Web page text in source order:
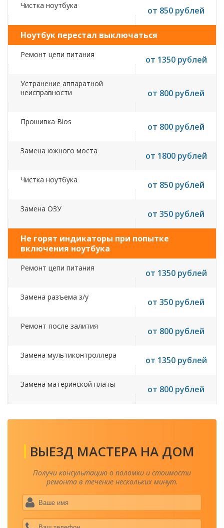
Чистка ноутбука от 850 рублей
Ноутбук перестал выключаться
Ремонт цепи питания от 1350 рублей
Устранение аппаратной
неисправности
от 800 рублей
Прошивка Bios от 800 рублей
Замена южного моста от 1800 рублей
Чистка ноутбука от 850 рублей
Замена ОЗУ от 350 рублей
Не горят индикаторы при попытке
включения ноутбука
Ремонт цепи питания от 1350 рублей
Замена разъема з/у от 350 рублей
Ремонт после залития от 800 рублей
Замена мультиконтроллера от 1350 рублей
Замена материнской платы от 800 рублей
ВЫЕЗД МАСТЕРА НА ДОМ
Получи консультацию о поломки и стоимости
ремонта в течение нескольких минут.